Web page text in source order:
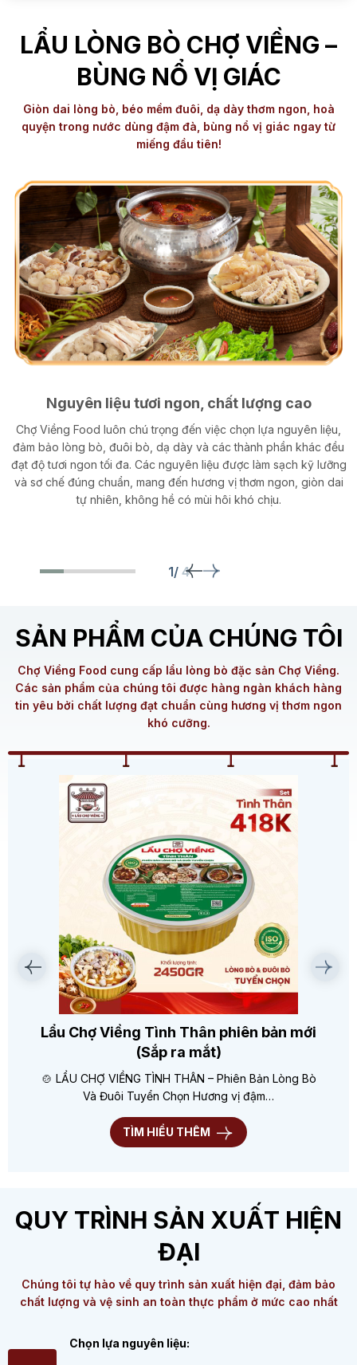
LẨU LÒNG BÒ CHỢ VIỀNG –
BÙNG NỔ VỊ GIÁC
Giòn dai lòng bò, béo mềm đuôi, dạ dày thơm ngon, hoà
quyện trong nước dùng đậm đà, bùng nổ vị giác ngay từ
miếng đầu tiên!
Nguyên liệu tươi ngon, chất lượng cao
Chợ Viềng Food luôn chú trọng đến việc chọn lựa nguyên liệu,
đảm bảo lòng bò, đuôi bò, dạ dày và các thành phần khác đều
đạt độ tươi ngon tối đa. Các nguyên liệu được làm sạch kỹ lưỡng
và sơ chế đúng chuẩn, mang đến hương vị thơm ngon, giòn dai
tự nhiên, không hề có mùi hôi khó chịu.
1/ 4
SẢN PHẨM CỦA CHÚNG TÔI
Chợ Viềng Food cung cấp lẩu lòng bò đặc sản Chợ Viềng.
Các sản phẩm của chúng tôi được hàng ngàn khách hàng
tin yêu bởi chất lượng đạt chuẩn cùng hương vị thơm ngon
khó cưỡng.
Lẩu Chợ Viềng Tình Thân phiên bản mới
(Sắp ra mắt)
🍲 LẨU CHỢ VIỀNG TÌNH THÂN – Phiên Bản Lòng Bò
Và Đuôi Tuyển Chọn Hương vị đậm…
TÌM HIỂU THÊM
QUY TRÌNH SẢN XUẤT HIỆN
ĐẠI
Chúng tôi tự hào về quy trình sản xuất hiện đại, đảm bảo
chất lượng và vệ sinh an toàn thực phẩm ở mức cao nhất
Chọn lựa nguyên liệu: